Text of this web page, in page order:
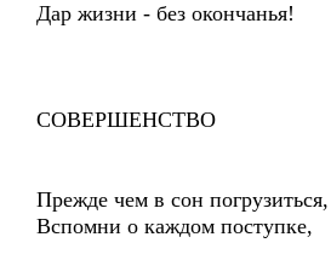
Дар жизни - без окончанья!
СОВЕРШЕНСТВО
Прежде чем в сон погрузиться,
Вспомни о каждом поступке,